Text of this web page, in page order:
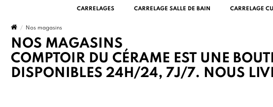
CARRELAGES CARRELAGE SALLE DE BAIN CARRELAGE
Nos magasins
NOS MAGASINS
COMPTOIR DU CÉRAME EST UNE
DISPONIBLES 24H/24, 7J/7. NOUS